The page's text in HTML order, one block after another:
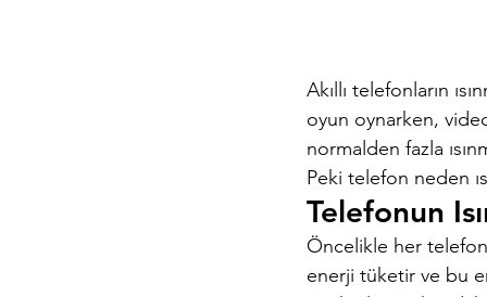
Akıllı telefonların
oyun oynarken,
normalden fazla
Peki telefon neden
Telefonun
Öncelikle her
enerji tüketir ve bu